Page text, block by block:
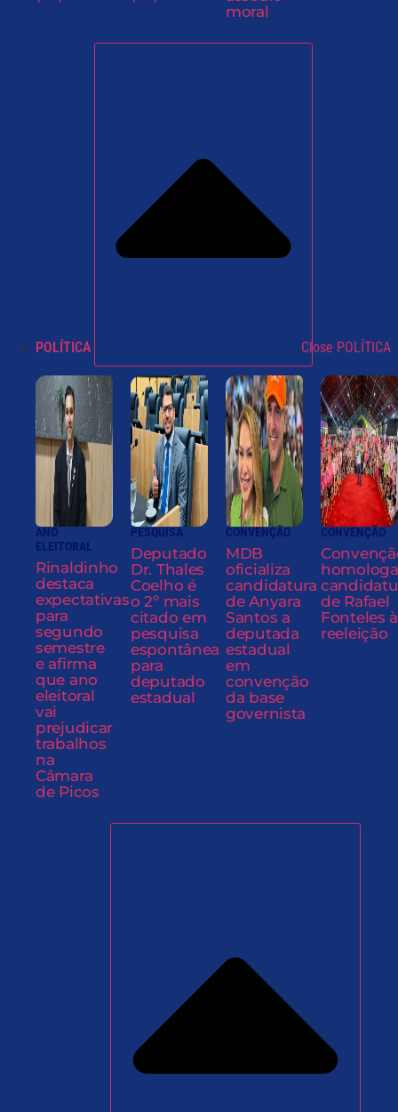
moral
POLÍTICA Close POLÍTICA
ANO
ELEITORAL
Rinaldinho
destaca
expectativas
para
segundo
semestre
e afirma
que ano
eleitoral
vai
prejudicar
trabalhos
na
Câmara
de Picos
PESQUISA
Deputado
Dr. Thales
Coelho é
o 2º mais
citado em
pesquisa
espontânea
para
deputado
estadual
CONVENÇÃO
MDB
oficializa
candidatura
de Anyara
Santos a
deputada
estadual
em
convenção
da base
governista
CONVENÇÃO
homologa
de Rafael
Fonteles à
reeleição